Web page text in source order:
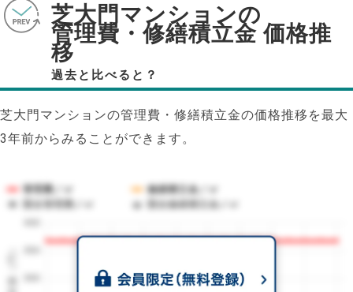
芝大門マンションの
管理費・修繕積立金 価格推
移
過去と比べると？
芝大門マンションの管理費・修繕積立金の価格推移を最大
3年前からみることができます。
管理費／㎡
修繕積立金／㎡
競合管理費／㎡
競合修繕積立金／㎡